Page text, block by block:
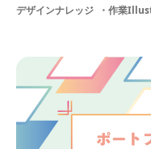
デザインナレッジ 作業Illustrator効率化AdobeIllustrator基礎制作基礎知識グラフィック学生イラストレーターadobeショートカッ